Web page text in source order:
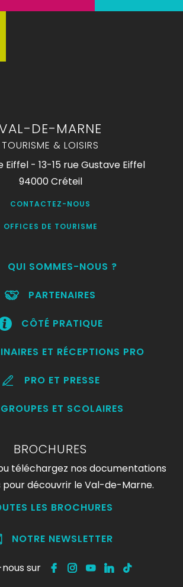
DE-MARNE
TOURISME & LOISIRS
Eiffel - 13-15 rue Gustave Eiffel
94000 Créteil
CONTACTEZ-NOUS
OFFICES DE TOURISME
QUI SOMMES-NOUS ?
PARTENAIRES
CÔTÉ PRATIQUE
ET RÉCEPTIONS PRO
PRO ET PRESSE
GROUPES ET SCOLAIRES
BROCHURES
téléchargez nos documentations
pour découvrir le Val-de-Marne.
LES BROCHURES
NOTRE NEWSLETTER
sur